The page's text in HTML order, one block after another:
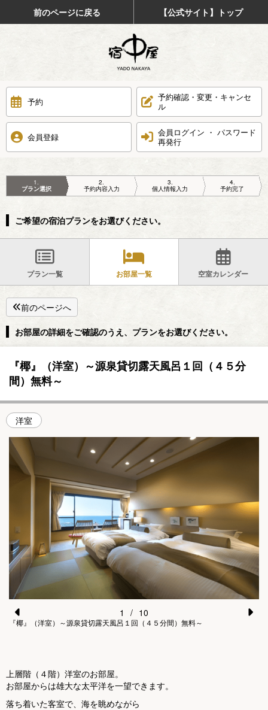
前のページに戻る 【公式サイト】トップ
予約
予約確認・変更・キャンセ
ル
会員登録
会員ログイン ・ パスワード
再発行
1
プラン選択
2
予約内容入力
3
個人情報入力
4
予約完了
ご希望の宿泊プランをお選びください。
プラン一覧 お部屋一覧 空室カレンダー
前のページへ
お部屋の詳細をご確認のうえ、プランをお選びください。
『椰』（洋室）～源泉貸切露天風呂１回（４５分
間）無料～
洋室
Pr
o
u
『椰』（洋室）～源泉貸切露天風呂１回（４５分間）無料～
1 / 10
上層階（４階）洋室のお部屋。
お部屋からは雄大な太平洋を一望できます。
落ち着いた客室で、海を眺めながら